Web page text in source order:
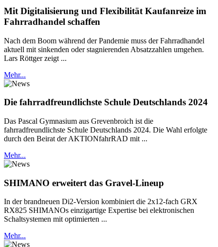
Mit Digitalisierung und Flexibilität Kaufanreize im
Fahrradhandel schaffen
Nach dem Boom während der Pandemie muss der Fahrradhandel
aktuell mit sinkenden oder stagnierenden Absatzzahlen umgehen.
Lars Röttger zeigt ...
Mehr...
Die fahrradfreundlichste Schule Deutschlands 2024
Das Pascal Gymnasium aus Grevenbroich ist die
fahrradfreundlichste Schule Deutschlands 2024. Die Wahl erfolgte
durch den Beirat der AKTIONfahrRAD mit ...
Mehr...
SHIMANO erweitert das Gravel-Lineup
In der brandneuen Di2-Version kombiniert die 2x12-fach GRX
RX825 SHIMANOs einzigartige Expertise bei elektronischen
Schaltsystemen mit optimierten ...
Mehr...